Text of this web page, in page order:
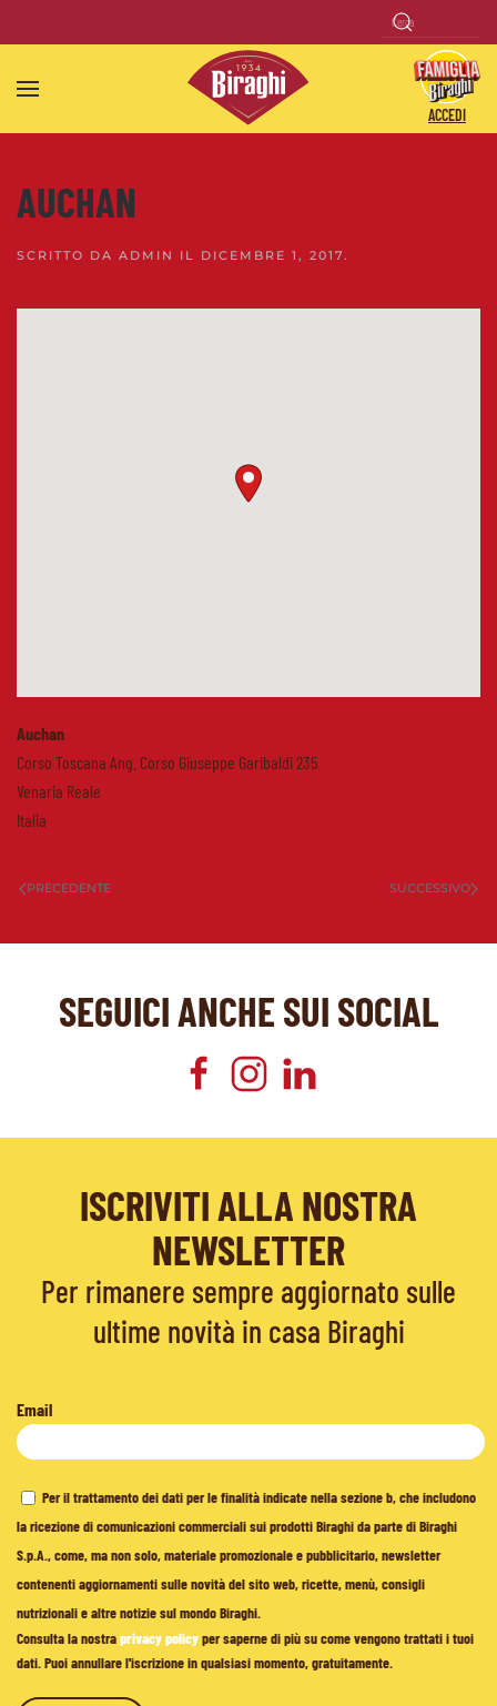
Skip to main content
ACCEDI
AUCHAN
SCRITTO DA ADMIN IL DICEMBRE 1, 2017.
Auchan
Corso Toscana Ang. Corso Giuseppe Garibaldi 235
Venaria Reale
Italia
PRECEDENTE SUCCESSIVO
SEGUICI ANCHE SUI SOCIAL
ISCRIVITI ALLA NOSTRA
NEWSLETTER
Per rimanere sempre aggiornato sulle
ultime novità in casa Biraghi
Email
Per il trattamento dei dati per le finalità indicate nella sezione b, che includono
la ricezione di comunicazioni commerciali sui prodotti Biraghi da parte di Biraghi
S.p.A., come, ma non solo, materiale promozionale e pubblicitario, newsletter
contenenti aggiornamenti sulle novità del sito web, ricette, menù, consigli
nutrizionali e altre notizie sul mondo Biraghi.
Consulta la nostraprivacy policyper saperne di più su come vengono trattati i tuoi
dati. Puoi annullare l'iscrizione in qualsiasi momento, gratuitamente.